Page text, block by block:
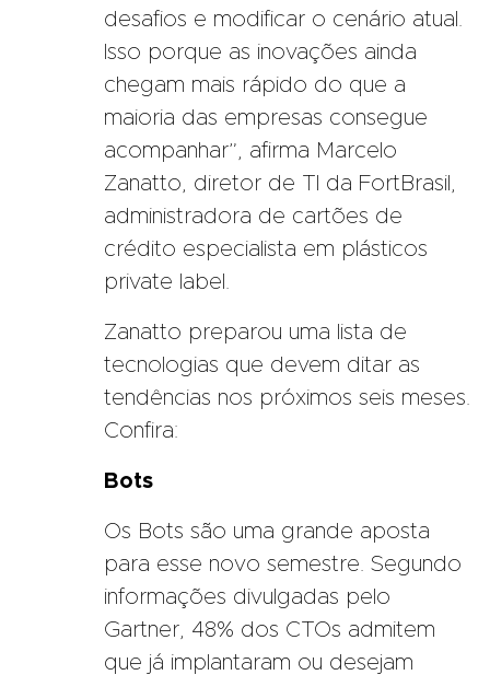
desafios e modificar o cenário atual.
Isso porque as inovações ainda
chegam mais rápido do que a
maioria das empresas consegue
acompanhar”, afirma Marcelo
Zanatto, diretor de TI da FortBrasil,
administradora de cartões de
crédito especialista em plásticos
private label.
Zanatto preparou uma lista de
tecnologias que devem ditar as
tendências nos próximos seis meses.
Confira:
Bots
Os Bots são uma grande aposta
para esse novo semestre. Segundo
informações divulgadas pelo
Gartner, 48% dos CTOs admitem
que já implantaram ou desejam